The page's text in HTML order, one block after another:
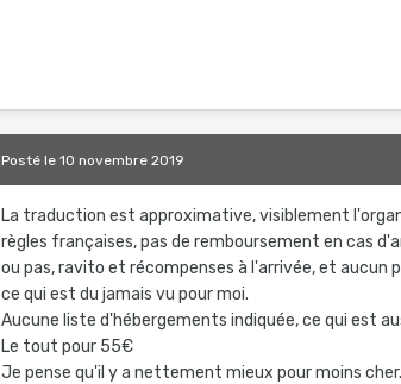
Postéle 10 novembre 2019
La traduction est approximative, visiblement
règles françaises, pas de remboursement en cas
ou pas, ravito et récompenses à l'arrivée, et aucun
ce qui est du jamais vu pour moi.
Aucune liste d'hébergements indiquée, ce qui est
Le tout pour 55€
Je pense qu'il y a nettement mieux pour moins